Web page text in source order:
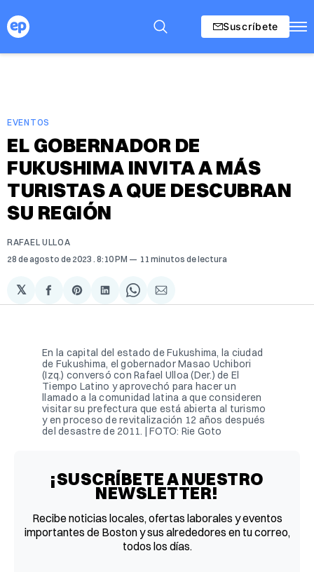
Suscríbete
EVENTOS
EL GOBERNADOR DE
FUKUSHIMA INVITA A MÁS
TURISTAS A QUE DESCUBRAN
SU REGIÓN
RAFAEL ULLOA
28 de agosto de 2023 . 8:10 PM 11 minutos de lectura
𝕏
Compartir
en
Share
on
Compartir
en
Share
on
Compartir
via
En la capital del estado de Fukushima, la ciudad
de Fukushima, el gobernador Masao Uchibori
(Izq.) conversó con Rafael Ulloa (Der.) de El
Tiempo Latino y aprovechó para hacer un
llamado a la comunidad latina a que consideren
visitar su prefectura que está abierta al turismo
y en proceso de revitalización 12 años después
del desastre de 2011. | FOTO: Rie Goto
¡SUSCRÍBETE A NUESTRO
NEWSLETTER!
Recibe noticias locales, ofertas laborales y eventos
importantes de Boston y sus alrededores en tu correo,
todos los días.